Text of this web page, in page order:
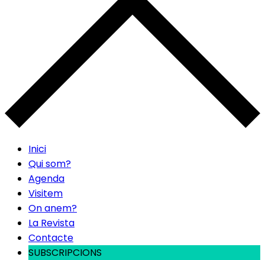
Inici
Qui som?
Agenda
Visitem
On anem?
La Revista
Contacte
SUBSCRIPCIONS